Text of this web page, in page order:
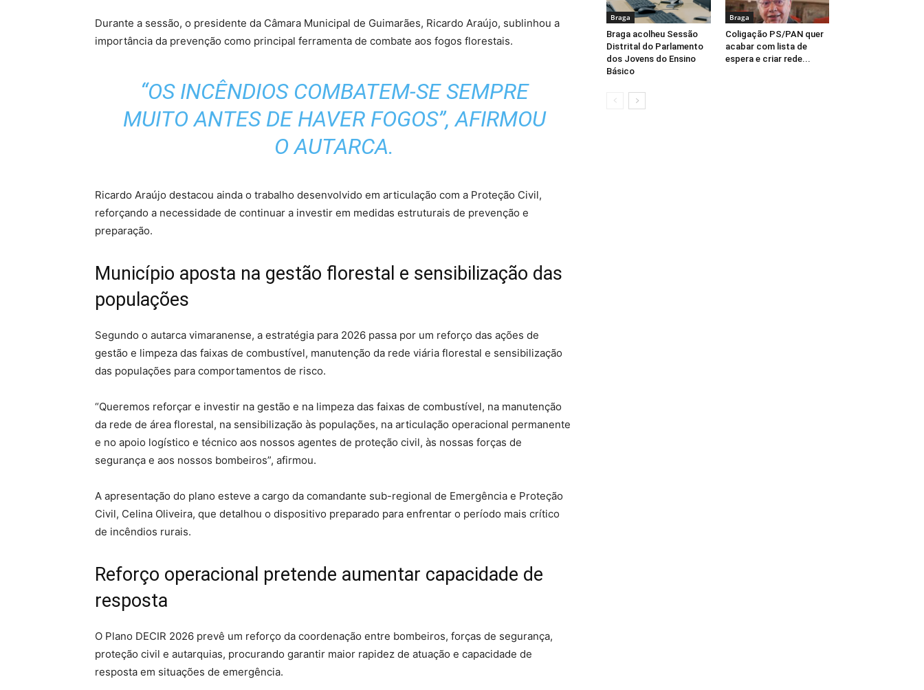
Durante a sessão, o presidente da Câmara Municipal de Guimarães, Ricardo Araújo, sublinhou a
importância da prevenção como principal ferramenta de combate aos fogos florestais.
“OS INCÊNDIOS COMBATEM-SE SEMPRE
MUITO ANTES DE HAVER FOGOS”, AFIRMOU
O AUTARCA.
Ricardo Araújo destacou ainda o trabalho desenvolvido em articulação com a Proteção Civil,
reforçando a necessidade de continuar a investir em medidas estruturais de prevenção e
preparação.
Município aposta na gestão florestal e sensibilização das
populações
Segundo o autarca vimaranense, a estratégia para 2026 passa por um reforço das ações de
gestão e limpeza das faixas de combustível, manutenção da rede viária florestal e sensibilização
das populações para comportamentos de risco.
“Queremos reforçar e investir na gestão e na limpeza das faixas de combustível, na manutenção
da rede de área florestal, na sensibilização às populações, na articulação operacional permanente
e no apoio logístico e técnico aos nossos agentes de proteção civil, às nossas forças de
segurança e aos nossos bombeiros”, afirmou.
A apresentação do plano esteve a cargo da comandante sub-regional de Emergência e Proteção
Civil, Celina Oliveira, que detalhou o dispositivo preparado para enfrentar o período mais crítico
de incêndios rurais.
Reforço operacional pretende aumentar capacidade de
resposta
O Plano DECIR 2026 prevê um reforço da coordenação entre bombeiros, forças de segurança,
proteção civil e autarquias, procurando garantir maior rapidez de atuação e capacidade de
resposta em situações de emergência.
Braga
Braga acolheu Sessão
Distrital do Parlamento
dos Jovens do Ensino
Básico
Braga
Coligação PS/PAN quer
acabar com lista de
espera e criar rede...